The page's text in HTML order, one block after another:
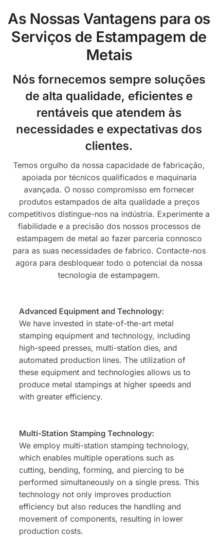
As Nossas Vantagens para os
Serviços de Estampagem de
Metais
Nós fornecemos sempre soluções
de alta qualidade, eficientes e
rentáveis que atendem às
necessidades e expectativas dos
clientes.
Temos orgulho da nossa capacidade de fabricação,
apoiada por técnicos qualificados e maquinaria
avançada. O nosso compromisso em fornecer
produtos estampados de alta qualidade a preços
competitivos distingue-nos na indústria. Experimente a
fiabilidade e a precisão dos nossos processos de
estampagem de metal ao fazer parceria connosco
para as suas necessidades de fabrico. Contacte-nos
agora para desbloquear todo o potencial da nossa
tecnologia de estampagem.
Advanced Equipment and Technology:
We have invested in state-of-the-art metal
stamping equipment and technology, including
high-speed presses, multi-station dies, and
automated production lines. The utilization of
these equipment and technologies allows us to
produce metal stampings at higher speeds and
with greater efficiency.
Multi-Station Stamping Technology:
We employ multi-station stamping technology,
which enables multiple operations such as
cutting, bending, forming, and piercing to be
performed simultaneously on a single press. This
technology not only improves production
efficiency but also reduces the handling and
movement of components, resulting in lower
production costs.